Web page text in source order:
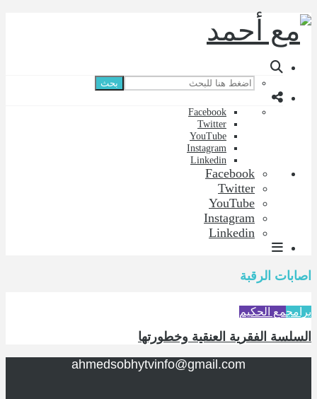
بحث
Facebook
Twitter
YouTube
Instagram
Linkedin
Facebook
Twitter
YouTube
Instagram
Linkedin
اصابات الرقبة
برامجمع الحكيم
السلسة الفقرية العنقية وخطورتها
ahmedsobhytvinfo@gmail.com